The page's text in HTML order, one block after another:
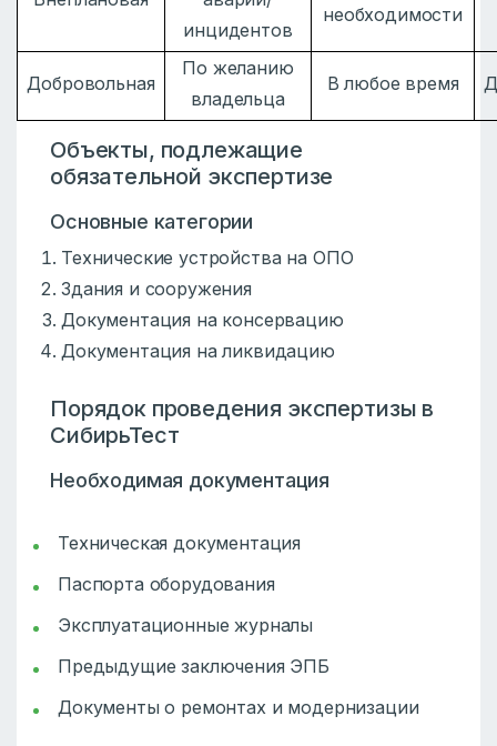
инцидентов
необходимости
Добровольная
По желанию
владельца
В любое время
Объекты, подлежащие
обязательной экспертизе
Основные категории
Технические устройства на ОПО
Здания и сооружения
Документация на консервацию
Документация на ликвидацию
Порядок проведения экспертизы в
СибирьТест
Необходимая документация
Техническая документация
Паспорта оборудования
Эксплуатационные журналы
Предыдущие заключения ЭПБ
Документы о ремонтах и модернизации